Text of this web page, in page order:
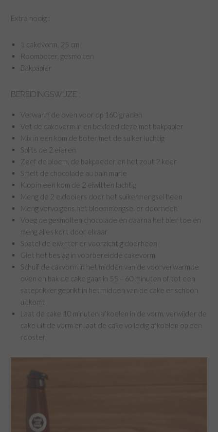
Extra nodig :
1 cakevorm, 25 cm
Roomboter, gesmolten
Bakpapier
BEREIDINGSWIJZE :
Verwarm de oven voor op 160 graden
Vet de cakevorm in en bekleed deze met bakpapier
Mix in een kom de boter met de suiker luchtig
Splits de 2 eieren
Zeef de bloem, de bakpoeder en het zout 2 keer
Smelt de chocolade au bain marie
Klop in een kom de 2 eiwitten luchtig
Meng de 2 eidooiers door het suikermengsel heen
Meng vervolgens het bloemmengsel er doorheen
Voeg de gesmolten chocolade en daarna het bier toe en
meng alles kort door elkaar
Spatel de eiwitter er voorzichtig doorheen
Giet het beslag in voorbereidde cakevorm
Schuif de cakvorm in het midden van de voorverwarmde
oven en bak de cake gaar in 55 – 60 minuten of tot een
sateprikker geprikt in het midden van de cake er schoon
uitkomt
Laat de cake 10 minuten afkoelen in de vorm, verwijder de
cake uit de vorm en laat de cake volledig afkoelen op een
rooster